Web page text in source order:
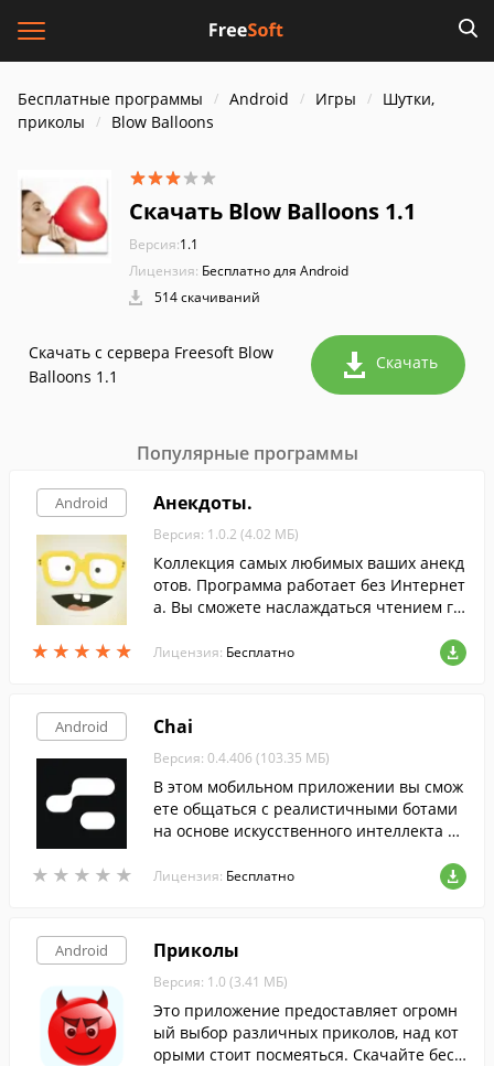
Бесплатные программы Android Игры
Шутки,
приколы
Blow Balloons
Скачать Blow Balloons 1.1
Версия:1.1
Лицензия: Бесплатно для Android
514 скачиваний
Скачать с сервера Freesoft Blow
Balloons 1.1
Скачать
Популярные программы
Android
★ ★ ★ ★ ★
★ ★ ★ ★ ★
Анекдоты.
Версия: 1.0.2 (4.02 МБ)
Коллекция самых любимых ваших анекд
отов. Программа работает без Интернет
а. Вы сможете наслаждаться чтением гд
и в командировке.
Лицензия: Бесплатно
Android
★ ★ ★ ★ ★
★ ★ ★ ★ ★
Chai
Версия: 0.4.406 (103.35 МБ)
В этом мобильном приложении вы смож
ете общаться с реалистичными ботами
на основе искусственного интеллекта и
альных персонажей.
Лицензия: Бесплатно
Android Приколы
Версия: 1.0 (3.41 МБ)
Это приложение предоставляет огромн
ый выбор различных приколов, над кот
орыми стоит посмеяться. Скачайте бесп